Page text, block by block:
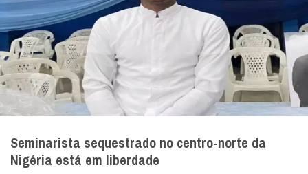
Seminarista sequestrado no centro-norte da
Nigéria está em liberdade